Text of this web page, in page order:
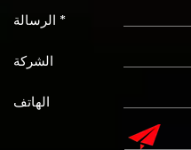
الرسالة *
الشركة
الهاتف